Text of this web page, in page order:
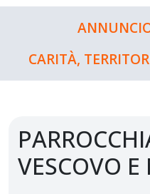
CARITÀ,
VESCOVO E